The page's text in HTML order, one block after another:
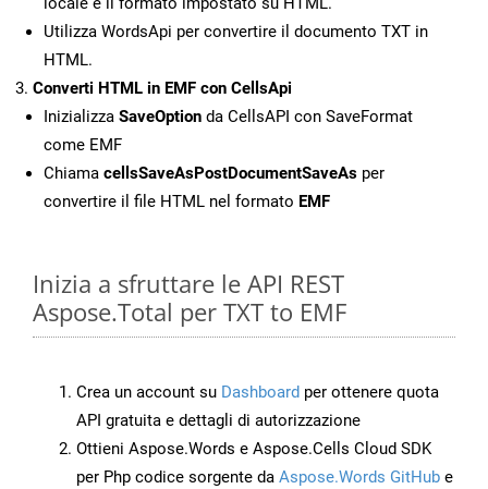
Utilizza WordsApi per convertire il documento TXT in
HTML.
Converti HTML in EMF con CellsApi
Inizializza SaveOption da CellsAPI con SaveFormat
come EMF
Chiama cellsSaveAsPostDocumentSaveAs per
convertire il file HTML nel formato EMF
Inizia a sfruttare le API REST
Aspose.Total per TXT to EMF
Crea un account su Dashboard per ottenere quota
API gratuita e dettagli di autorizzazione
Ottieni Aspose.Words e Aspose.Cells Cloud SDK
per Php codice sorgente da Aspose.Words GitHub e